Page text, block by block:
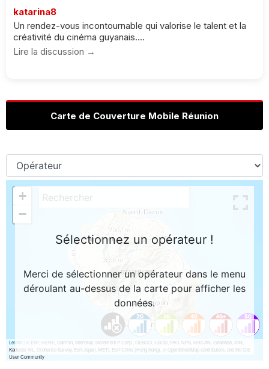
katarina8
Un rendez-vous incontournable qui valorise le talent et la
créativité du cinéma guyanais....
Lire la discussion →
Carte de Couverture Mobile Réunion